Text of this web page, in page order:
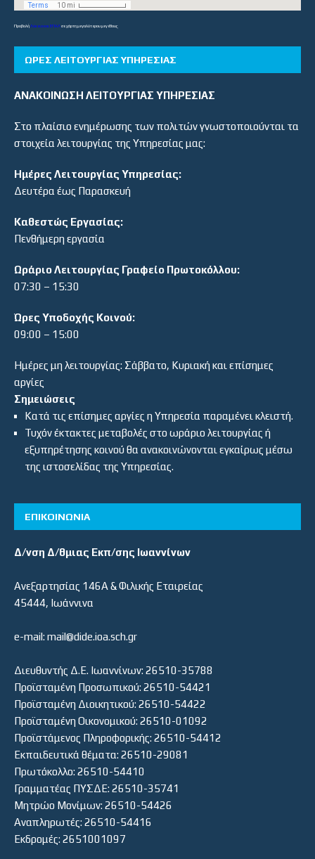
ΠροβολήΛύκεια και ΕΠΑΛσε χάρτη μεγαλύτερου μεγέθους
ΏΡΕΣ ΛΕΙΤΟΥΡΓΊΑΣ ΥΠΗΡΕΣΊΑΣ
ΑΝΑΚΟΙΝΩΣΗ ΛΕΙΤΟΥΡΓΙΑΣ ΥΠΗΡΕΣΙΑΣ
Στο πλαίσιο ενημέρωσης των πολιτών γνωστοποιούνται τα
στοιχεία λειτουργίας της Υπηρεσίας μας:
Ημέρες Λειτουργίας Υπηρεσίας:
Δευτέρα έως Παρασκευή
Καθεστώς Εργασίας:
Πενθήμερη εργασία
Ωράριο Λειτουργίας Γραφείο Πρωτοκόλλου:
07:30 – 15:30
Ώρες Υποδοχής Κοινού:
09:00 – 15:00
Ημέρες μη λειτουργίας: Σάββατο, Κυριακή και επίσημες
αργίες
Σημειώσεις
Κατά τις επίσημες αργίες η Υπηρεσία παραμένει κλειστή.
Τυχόν έκτακτες μεταβολές στο ωράριο λειτουργίας ή
εξυπηρέτησης κοινού θα ανακοινώνονται εγκαίρως μέσω
της ιστοσελίδας της Υπηρεσίας.
ΕΠΙΚΟΙΝΩΝΙΑ
Δ/νση Δ/θμιας Εκπ/σης Ιωαννίνων
Ανεξαρτησίας 146Α & Φιλικής Εταιρείας
45444, Ιωάννινα
e-mail: mail@dide.ioa.sch.gr
Διευθυντής Δ.Ε. Ιωαννίνων: 26510-35788
Προϊσταμένη Προσωπικού: 26510-54421
Προϊσταμένη Διοικητικού: 26510-54422
Προϊσταμένη Οικονομικού: 26510-01092
Προϊστάμενος Πληροφορικής: 26510-54412
Εκπαιδευτικά θέματα: 26510-29081
Πρωτόκολλο: 26510-54410
Γραμματέας ΠΥΣΔΕ: 26510-35741
Μητρώο Μονίμων: 26510-54426
Αναπληρωτές: 26510-54416
Εκδρομές: 2651001097